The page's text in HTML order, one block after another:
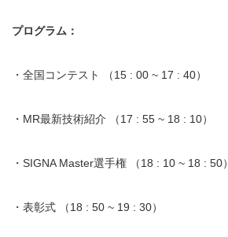
プログラム：
・全国コンテスト （15 : 00 ~ 17 : 40）
・MR最新技術紹介 （17 : 55 ~ 18 : 10）
・SIGNA Master選手権 （18 : 10 ~ 18 : 50）
・表彰式 （18 : 50 ~ 19 : 30）